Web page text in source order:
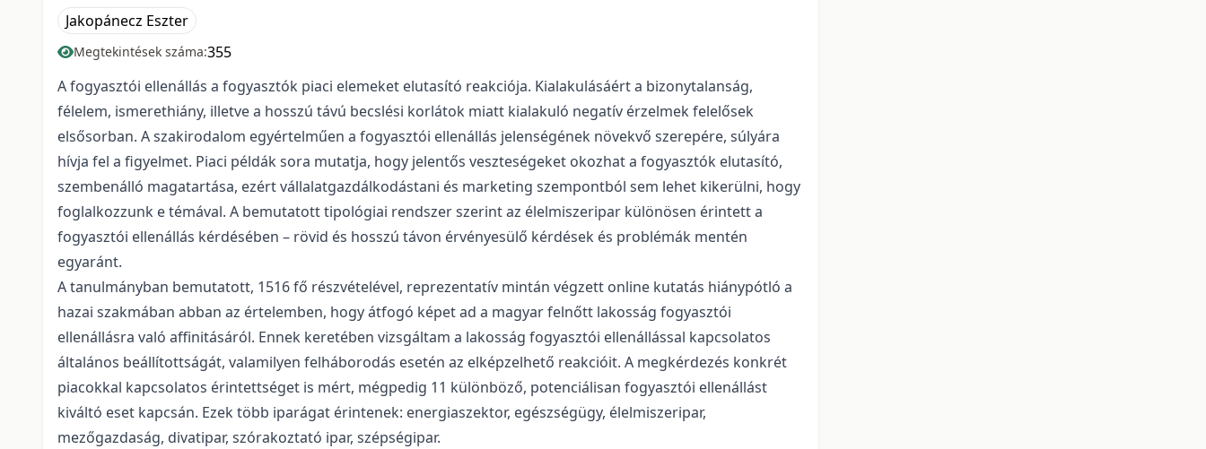
Jakopánecz Eszter
Megtekintések száma:355
A fogyasztói ellenállás a fogyasztók piaci elemeket elutasító reakciója. Kialakulásáért a bizonytalanság,
félelem, ismerethiány, illetve a hosszú távú becslési korlátok miatt kialakuló negatív érzelmek felelősek
elsősorban. A szakirodalom egyértelműen a fogyasztói ellenállás jelenségének növekvő szerepére, súlyára
hívja fel a figyelmet. Piaci példák sora mutatja, hogy jelentős veszteségeket okozhat a fogyasztók elutasító,
szembenálló magatartása, ezért vállalatgazdálkodástani és marketing szempontból sem lehet kikerülni, hogy
foglalkozzunk e témával. A bemutatott tipológiai rendszer szerint az élelmiszeripar különösen érintett a
fogyasztói ellenállás kérdésében – rövid és hosszú távon érvényesülő kérdések és problémák mentén
egyaránt.
A tanulmányban bemutatott, 1516 fő részvételével, reprezentatív mintán végzett online kutatás hiánypótló a
hazai szakmában abban az értelemben, hogy átfogó képet ad a magyar felnőtt lakosság fogyasztói
ellenállásra való affinitásáról. Ennek keretében vizsgáltam a lakosság fogyasztói ellenállással kapcsolatos
általános beállítottságát, valamilyen felháborodás esetén az elképzelhető reakcióit. A megkérdezés konkrét
piacokkal kapcsolatos érintettséget is mért, mégpedig 11 különböző, potenciálisan fogyasztói ellenállást
kiváltó eset kapcsán. Ezek több iparágat érintenek: energiaszektor, egészségügy, élelmiszeripar,
mezőgazdaság, divatipar, szórakoztató ipar, szépségipar.